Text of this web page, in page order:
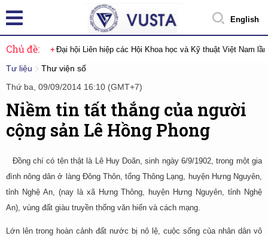
English
Chủ đề: Đại hội Liên hiệp các Hội Khoa học và Kỹ thuật Việt Nam
Tư liệu
Thư viện số
Thứ ba, 09/09/2014 16:10 (GMT+7)
Niềm tin tất thắng của người
cộng sản Lê Hồng Phong
Đồng chí có tên thật là Lê Huy Doãn, sinh ngày 6/9/1902, trong một gia
đình nông dân ở làng Đông Thôn, tổng Thông Lạng, huyện Hưng Nguyên,
tỉnh Nghệ An, (nay là xã Hưng Thông, huyện Hưng Nguyên, tỉnh Nghệ
An), vùng đất giàu truyền thống văn hiến và cách mạng.
Lớn lên trong hoàn cảnh đất nước bị nô lệ, cuộc sống của nhân dân vô